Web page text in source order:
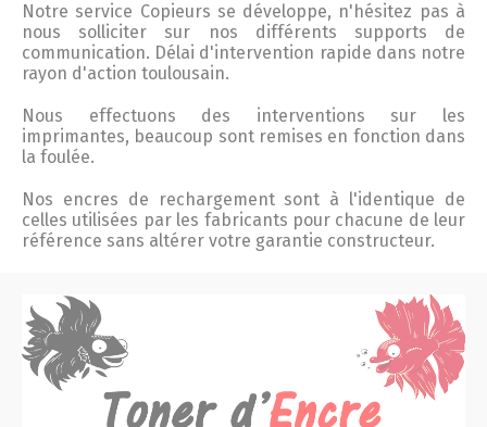
Notre service Copieurs se développe, n'hésitez pas à
nous solliciter sur nos différents supports de
communication. Délai d'intervention rapide dans notre
rayon d'action toulousain.
Nous effectuons des interventions sur les
imprimantes, beaucoup sont remises en fonction dans
la foulée.
Nos encres de rechargement sont à l'identique de
celles utilisées par les fabricants pour chacune de leur
référence sans altérer votre garantie constructeur.